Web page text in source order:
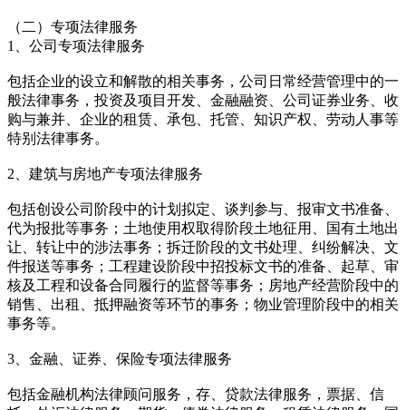
（二）专项法律服务
1、公司专项法律服务
包括企业的设立和解散的相关事务，公司日常经营管理中的一
般法律事务，投资及项目开发、金融融资、公司证券业务、收
购与兼并、企业的租赁、承包、托管、知识产权、劳动人事等
特别法律事务。
2、建筑与房地产专项法律服务
包括创设公司阶段中的计划拟定、谈判参与、报审文书准备、
代为报批等事务；土地使用权取得阶段土地征用、国有土地出
让、转让中的涉法事务；拆迁阶段的文书处理、纠纷解决、文
件报送等事务；工程建设阶段中招投标文书的准备、起草、审
核及工程和设备合同履行的监督等事务；房地产经营阶段中的
销售、出租、抵押融资等环节的事务；物业管理阶段中的相关
事务等。
3、金融、证券、保险专项法律服务
包括金融机构法律顾问服务，存、贷款法律服务，票据、信